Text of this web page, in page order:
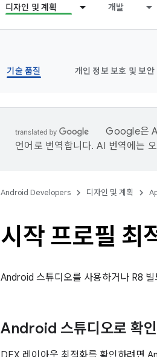
디자인 및 계획 개발
기술 품질 개인 정보 보호 및 보안
Google은
언어로 번역합니다. AI 번역에는
Android Developers 디자인 및 계획
시작 프로필 최
Android 스튜디오를 사용하거나 R8
Android 스튜디오로 확인